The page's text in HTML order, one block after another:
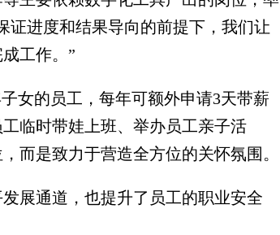
证进度和结果导向的前提下，我们让
工作。”
的员工，每年可额外申请3天带薪
临时带娃上班、举办员工亲子活
是致力于营造全方位的关怀氛围。
通道，也提升了员工的职业安全